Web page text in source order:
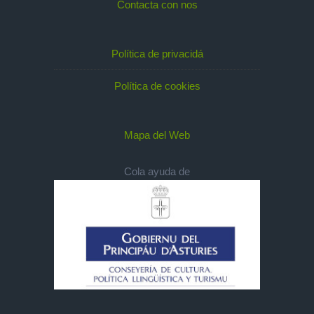
Contacta con nos
Política de privacidá
Política de cookies
Mapa del Web
Cola ayuda de